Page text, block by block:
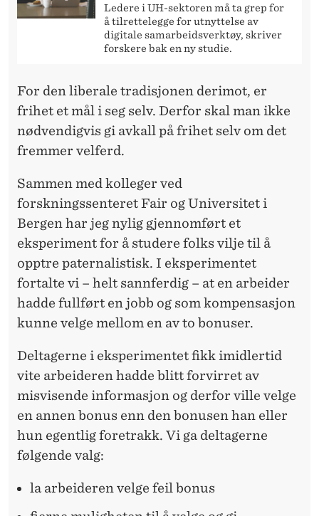
Ledere i UH-sektoren må ta grep for
å tilrettelegge for utnyttelse av
digitale samarbeidsverktøy, skriver
forskere bak en ny studie.
For den liberale tradisjonen derimot, er
frihet et mål i seg selv. Derfor skal man ikke
nødvendigvis gi avkall på frihet selv om det
fremmer velferd.
Sammen med kolleger ved
forskningssenteret Fair og Universitet i
Bergen har jeg nylig gjennomført et
eksperiment for å studere folks vilje til å
opptre paternalistisk. I eksperimentet
fortalte vi – helt sannferdig – at en arbeider
hadde fullført en jobb og som kompensasjon
kunne velge mellom en av to bonuser.
Deltagerne i eksperimentet fikk imidlertid
vite arbeideren hadde blitt forvirret av
misvisende informasjon og derfor ville velge
en annen bonus enn den bonusen han eller
hun egentlig foretrakk. Vi ga deltagerne
følgende valg:
la arbeideren velge feil bonus